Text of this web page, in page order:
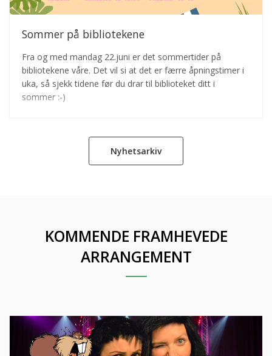
Sommer på bibliotekene
Fra og med mandag 22.juni er det sommertider på
bibliotekene våre. Det vil si at det er færre åpningstimer i
uka, så sjekk tidene før du drar til biblioteket ditt i
sommer :-)
Nyhetsarkiv
KOMMENDE FRAMHEVEDE
ARRANGEMENT